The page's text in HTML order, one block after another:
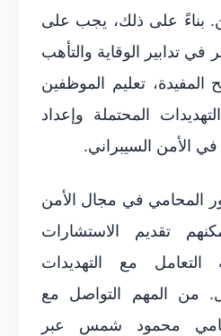
بناءً على ذلك، يجب على
تدابير الوقاية والتأهب
المفيدة، تعليم الموظفين
المحتملة وإعداد
الأمن السيبراني.
المحامي في مجال الأمن
تقديم الاستشارات
التعامل مع التهديدات
من المهم التواصل مع
محمود شمس عبر